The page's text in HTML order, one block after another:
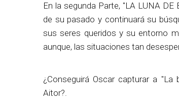
En la segunda Parte, "LA LUNA
de su pasado y continuará su
sus seres queridos y su entorno
aunque, las situaciones tan
¿Conseguirá Oscar capturar a "La
Aitor?.